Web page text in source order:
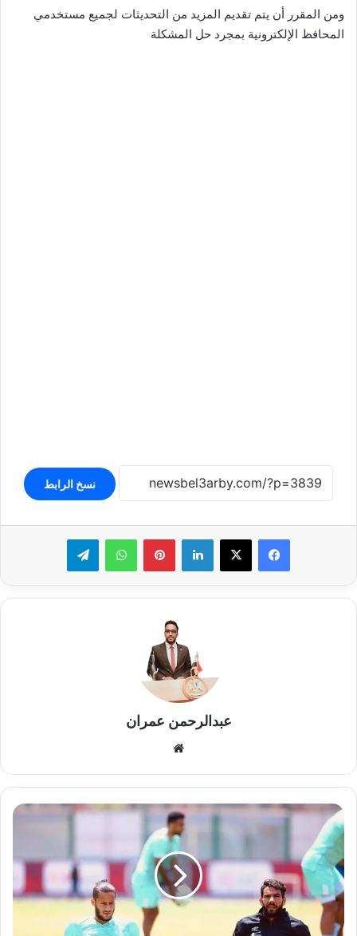
ومن المقرر أن يتم تقديم المزيد من التحديثات لجميع مستخدمي
المحافظ الإلكترونية بمجرد حل المشكلة
نسخ الرابط
لينكدإن بينتيريستواتساب تيلقرام
عبدالرحمن عمران
"مش
هتكون
كبش
فدا"..
شريف
إكرامي
يوجه
رسالة